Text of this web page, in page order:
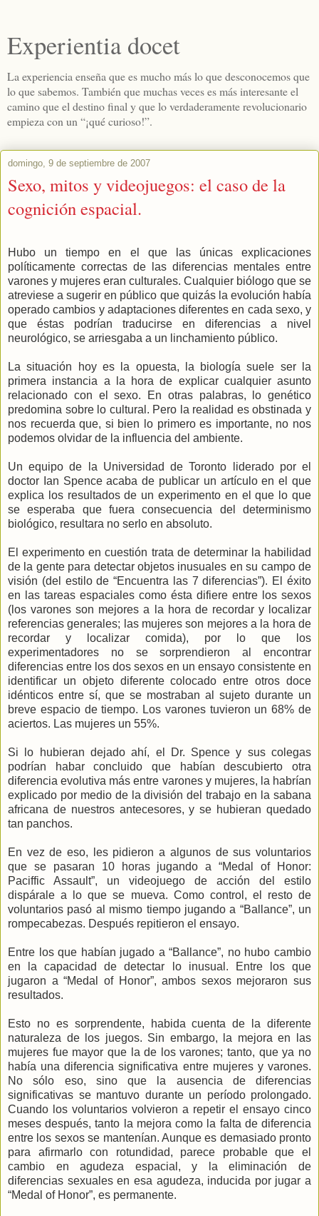
Experientia docet
La experiencia enseña que es mucho más lo que desconocemos que
lo que sabemos. También que muchas veces es más interesante el
camino que el destino final y que lo verdaderamente revolucionario
empieza con un “¡qué curioso!”.
domingo, 9 de septiembre de 2007
Sexo, mitos y videojuegos: el caso de la
cognición espacial.
Hubo un tiempo en el que las únicas explicaciones
políticamente correctas de las diferencias mentales entre
varones y mujeres eran culturales. Cualquier biólogo que se
atreviese a sugerir en público que quizás la evolución había
operado cambios y adaptaciones diferentes en cada sexo, y
que éstas podrían traducirse en diferencias a nivel
neurológico, se arriesgaba a un linchamiento público.
La situación hoy es la opuesta, la biología suele ser la
primera instancia a la hora de explicar cualquier asunto
relacionado con el sexo. En otras palabras, lo genético
predomina sobre lo cultural. Pero la realidad es obstinada y
nos recuerda que, si bien lo primero es importante, no nos
podemos olvidar de la influencia del ambiente.
Un equipo de la Universidad de Toronto liderado por el
doctor Ian Spence acaba de publicar un artículo en el que
explica los resultados de un experimento en el que lo que
se esperaba que fuera consecuencia del determinismo
biológico, resultara no serlo en absoluto.
El experimento en cuestión trata de determinar la habilidad
de la gente para detectar objetos inusuales en su campo de
visión (del estilo de “Encuentra las 7 diferencias”). El éxito
en las tareas espaciales como ésta difiere entre los sexos
(los varones son mejores a la hora de recordar y localizar
referencias generales; las mujeres son mejores a la hora de
recordar y localizar comida), por lo que los
experimentadores no se sorprendieron al encontrar
diferencias entre los dos sexos en un ensayo consistente en
identificar un objeto diferente colocado entre otros doce
idénticos entre sí, que se mostraban al sujeto durante un
breve espacio de tiempo. Los varones tuvieron un 68% de
aciertos. Las mujeres un 55%.
Si lo hubieran dejado ahí, el Dr. Spence y sus colegas
podrían habar concluido que habían descubierto otra
diferencia evolutiva más entre varones y mujeres, la habrían
explicado por medio de la división del trabajo en la sabana
africana de nuestros antecesores, y se hubieran quedado
tan panchos.
En vez de eso, les pidieron a algunos de sus voluntarios
que se pasaran 10 horas jugando a “Medal of Honor:
Paciffic Assault”, un videojuego de acción del estilo
dispárale a lo que se mueva. Como control, el resto de
voluntarios pasó al mismo tiempo jugando a “Ballance”, un
rompecabezas. Después repitieron el ensayo.
Entre los que habían jugado a “Ballance”, no hubo cambio
en la capacidad de detectar lo inusual. Entre los que
jugaron a “Medal of Honor”, ambos sexos mejoraron sus
resultados.
Esto no es sorprendente, habida cuenta de la diferente
naturaleza de los juegos. Sin embargo, la mejora en las
mujeres fue mayor que la de los varones; tanto, que ya no
había una diferencia significativa entre mujeres y varones.
No sólo eso, sino que la ausencia de diferencias
significativas se mantuvo durante un período prolongado.
Cuando los voluntarios volvieron a repetir el ensayo cinco
meses después, tanto la mejora como la falta de diferencia
entre los sexos se mantenían. Aunque es demasiado pronto
para afirmarlo con rotundidad, parece probable que el
cambio en agudeza espacial, y la eliminación de
diferencias sexuales en esa agudeza, inducida por jugar a
“Medal of Honor”, es permanente.